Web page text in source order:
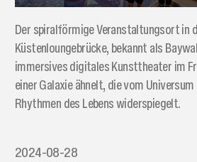
Der spiralförmige Veranstaltungsort in
Küstenloungebrücke, bekannt als
immersives digitales Kunsttheater im
einer Galaxie ähnelt, die vom
Rhythmen des Lebens widerspiegelt.
2024-08-28